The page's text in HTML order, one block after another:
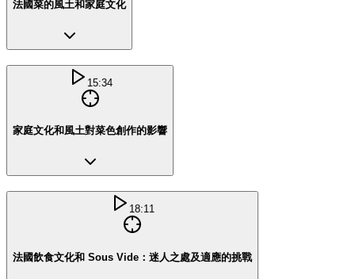
法國菜的風土和家庭文化
15:34
家庭文化和風土對菜色創作的影響
18:11
法國飲食文化和 Sous Vide：迷人之處及適應的挑戰